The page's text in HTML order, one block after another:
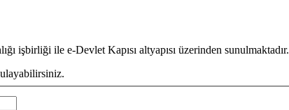
işbirliği ile e-Devlet Kapısı altyapısı üzerinden sunulmaktadır.